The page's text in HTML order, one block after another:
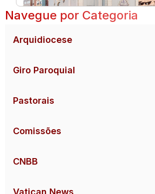
Navegue por Categoria
Arquidiocese
Giro Paroquial
Pastorais
Comissões
CNBB
Vatican News